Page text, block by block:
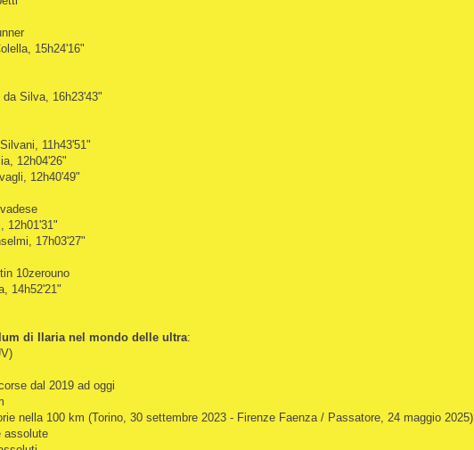
15h24'16"
da Silva, 16h23'43"
11h43'51"
12h04'26"
12h40'49"
12h01'31"
17h03'27"
10zerouno
14h52'21"
di Ilaria nel mondo delle ultra:
dal 2019 ad oggi
nella 100 km (Torino, 30 settembre 2023 - Firenze Faenza / Passatore, 24 maggio 2025)
assolute